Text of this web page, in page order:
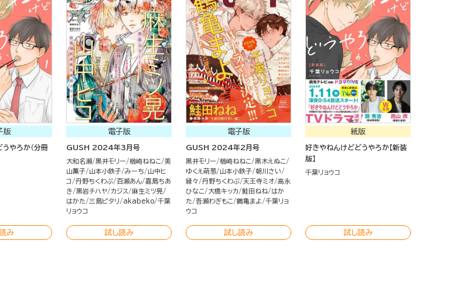
版
やろか（分冊
み
電子版
GUSH 2024年3月号
大和名瀬 黒井モリー 楢崎ねねこ
美
山薫子
山本小鉄子 みーち
山中ヒ
コ
丹野ちくわぶ 百瀬あん 嘉島ちあ
き
黒岩チハヤ カジス
麻生ミツ晃
はかた
三島ピタリ akabeko 千葉
リョウコ
試し読み
電子版
GUSH 2024年2月号
黒井モリー 楢崎ねねこ
黒木えぬこ
ゆくえ萌葱
山本小鉄子 朝川さい
縁々
丹野ちくわぶ 天王寺ミオ 高永
ひなこ
大橋キッカ 鮭田ねね
はか
た
吾瀬わぎもこ 鶴亀まよ
千葉リョ
ウコ
試し読み
紙版
好きやねんけどどうやろか【新装
版】
千葉リョウコ
試し読み